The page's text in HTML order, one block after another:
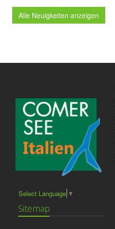
Alle Neuigkeiten anzeigen
Select Language ▼
Sitemap